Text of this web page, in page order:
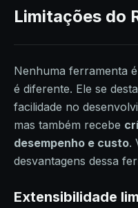
Limitações do
Nenhuma ferramenta
é diferente. Ele se
facilidade no
mas também recebe
desempenho e custo.
desvantagens dessa
Extensibilidade